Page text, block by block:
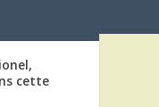
cette